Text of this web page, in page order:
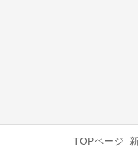
TOPページ